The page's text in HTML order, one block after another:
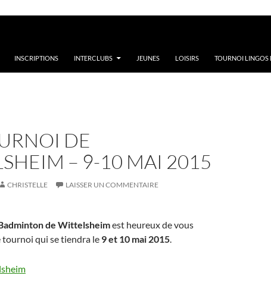
INSCRIPTIONS INTERCLUBS JEUNES LOISIRS TOURNOI LINGOS
DE
– 9-10 MAI 2015
CHRISTELLE LAISSER UN COMMENTAIRE
de Wittelsheimest heureux de vous
tournoi qui se tiendra le 9 et 10 mai 2015.